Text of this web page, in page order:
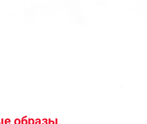
образы,